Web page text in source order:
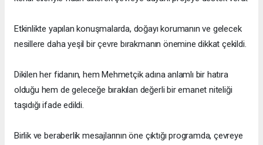
Etkinlikte yapılan konuşmalarda, doğayı korumanın ve gelecek
nesillere daha yeşil bir çevre bırakmanın önemine dikkat çekildi.
Dikilen her fidanın, hem Mehmetçik adına anlamlı bir hatıra
olduğu hem de geleceğe bırakılan değerli bir emanet niteliği
taşıdığı ifade edildi.
Birlik ve beraberlik mesajlarının öne çıktığı programda, çevreye